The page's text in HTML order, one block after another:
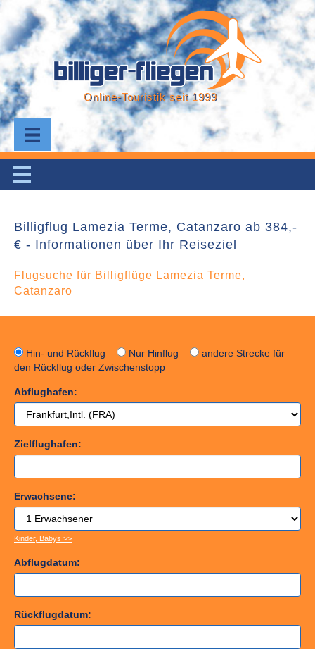
Online-Touristik seit 1999
Billigflug Lamezia Terme, Catanzaro ab 384,-
€ - Informationen über Ihr Reiseziel
Flugsuche für Billigflüge Lamezia Terme,
Catanzaro
Hin- und Rückflug Nur Hinflug
andere Strecke für
den Rückflug oder Zwischenstopp
Abflughafen:
Zielflughafen:
Erwachsene:
Kinder, Babys >>
Abflugdatum:
Rückflugdatum: